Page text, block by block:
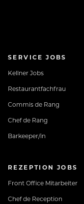
SERVICE JOBS
Kellner Jobs
Restaurantfachfrau
Commis de Rang
Chef de Rang
Barkeeper/in
REZEPTION JOBS
Front Office Mitarbeiter
Chef de Reception